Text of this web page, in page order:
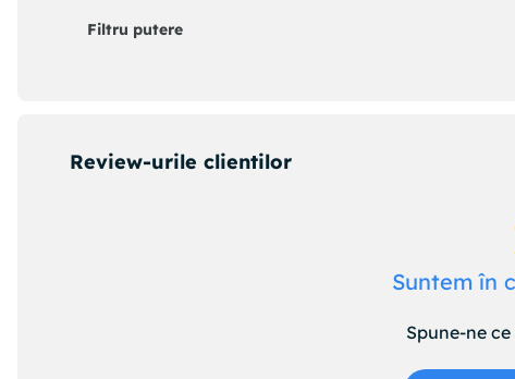
Filtru putere
Review-urile clientilor
Suntem în
Spune-ne